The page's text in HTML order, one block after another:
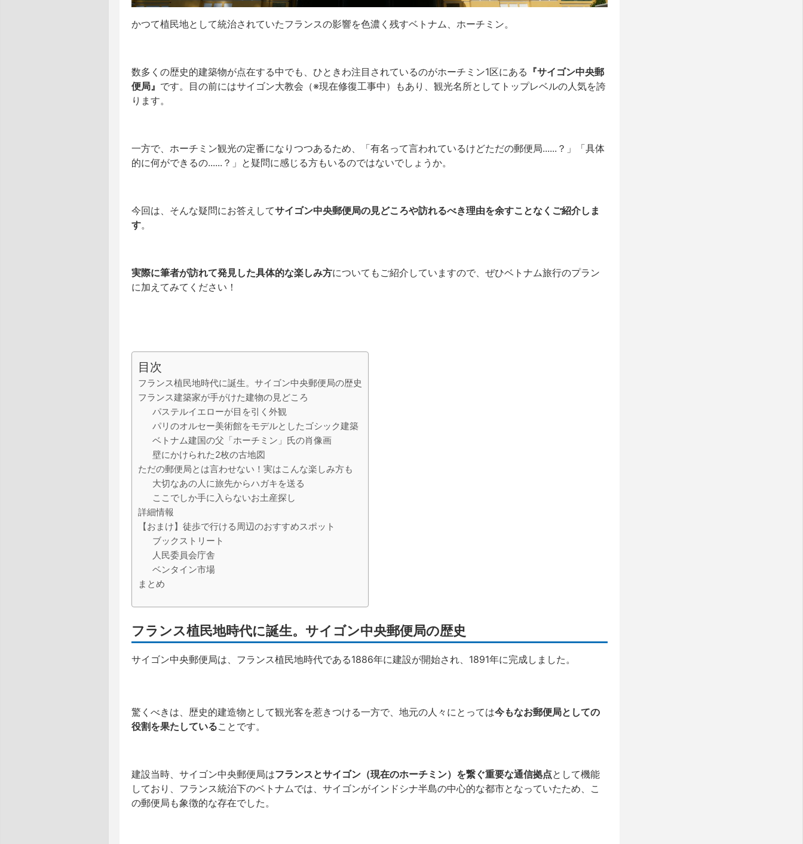
かつて植民地として統治されていたフランスの影響を色濃く残すベトナム、ホーチミン。
数多くの歴史的建築物が点在する中でも、ひときわ注目されているのがホーチミン1区にある 『サイゴン中央郵
便局』 です。目の前にはサイゴン大教会（※現在修復工事中）もあり、観光名所としてトップレベルの人気を誇
ります。
一方で、ホーチミン観光の定番になりつつあるため、「有名って言われているけどただの郵便局......？」「具体
的に何ができるの......？」と疑問に感じる方もいるのではないでしょうか。
今回は、そんな疑問にお答えしてサイゴン中央郵便局の見どころや訪れるべき理由を余すことなくご紹介しま
す。
実際に筆者が訪れて発見した具体的な楽しみ方についてもご紹介していますので、ぜひベトナム旅行のプラン
に加えてみてください！
目次
フランス植民地時代に誕生。サイゴン中央郵便局の歴史
フランス建築家が手がけた建物の見どころ
パステルイエローが目を引く外観
パリのオルセー美術館をモデルとしたゴシック建築
ベトナム建国の父「ホーチミン」氏の肖像画
壁にかけられた2枚の古地図
ただの郵便局とは言わせない！実はこんな楽しみ方も
大切なあの人に旅先からハガキを送る
ここでしか手に入らないお土産探し
詳細情報
【おまけ】徒歩で行ける周辺のおすすめスポット
ブックストリート
人民委員会庁舎
ベンタイン市場
まとめ
フランス植民地時代に誕生。サイゴン中央郵便局の歴史
サイゴン中央郵便局は、フランス植民地時代である1886年に建設が開始され、1891年に完成しました。
驚くべきは、歴史的建造物として観光客を惹きつける一方で、地元の人々にとっては今もなお郵便局としての
役割を果たしていることです。
建設当時、サイゴン中央郵便局はフランスとサイゴン（現在のホーチミン）を繋ぐ重要な通信拠点として機能
しており、フランス統治下のベトナムでは、サイゴンがインドシナ半島の中心的な都市となっていたため、こ
の郵便局も象徴的な存在でした。